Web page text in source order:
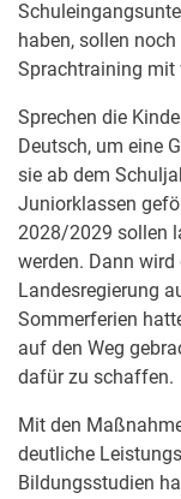
haben, sollen
Sprachtraining mit
Sprechen die
Deutsch, um eine
sie ab dem
Juniorklassen
2028/2029 sollen
werden. Dann
Landesregierung
Sommerferien
auf den Weg
dafür zu schaffen.
Mit den
deutliche
Bildungsstudien